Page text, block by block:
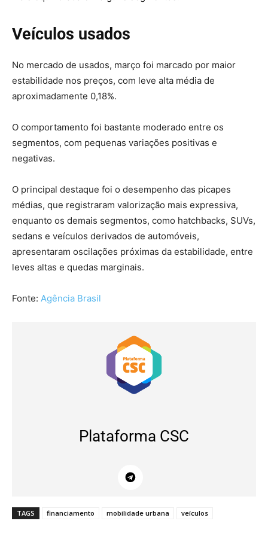
Veículos usados
No mercado de usados, março foi marcado por maior
estabilidade nos preços, com leve alta média de
aproximadamente 0,18%.
O comportamento foi bastante moderado entre os
segmentos, com pequenas variações positivas e
negativas.
O principal destaque foi o desempenho das picapes
médias, que registraram valorização mais expressiva,
enquanto os demais segmentos, como hatchbacks, SUVs,
sedans e veículos derivados de automóveis,
apresentaram oscilações próximas da estabilidade, entre
leves altas e quedas marginais.
Fonte: Agência Brasil
Plataforma CSC
TAGS financiamento mobilidade urbana veículos